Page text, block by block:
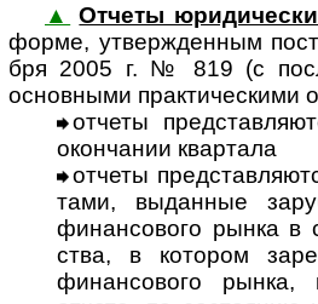
▲
Отчеты
форме, утвер­ж­ден­ным
бря 2005 г. № 819 (с
основ­ными прак­ти­чес­кими
отчеты
окон­ча­нии квар­тала
отчеты
тами, выдан­ные
финан­со­вого рынка в
ства, в кото­ром
финан­со­вого рынка,